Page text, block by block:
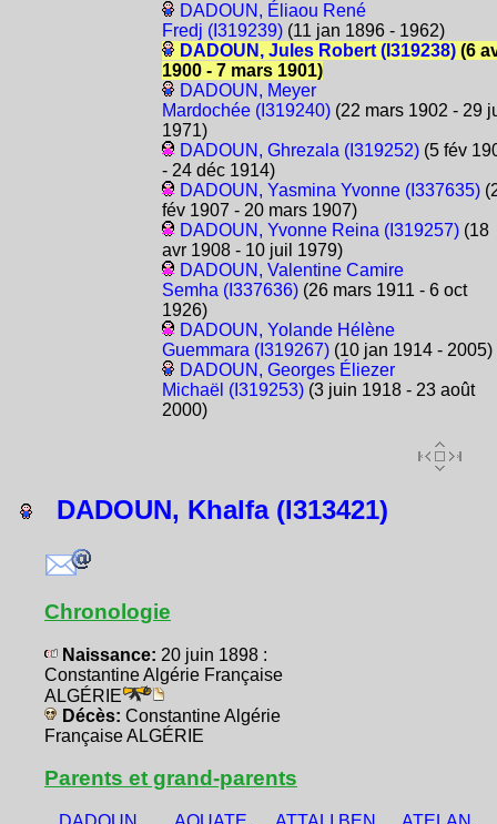
DADOUN, Éliaou René
Fredj (I319239)(11 jan 1896 - 1962)
DADOUN, Jules Robert (I319238)(6
1900 - 7 mars 1901)
DADOUN, Meyer
Mardochée (I319240)(22 mars 1902 - 29
1971)
DADOUN, Ghrezala (I319252)(5 fév
- 24 déc 1914)
DADOUN, Yasmina Yvonne (I337635)
fév 1907 - 20 mars 1907)
DADOUN, Yvonne Reina (I319257)(18
avr 1908 - 10 juil 1979)
DADOUN, Valentine Camire
Semha (I337636)(26 mars 1911 - 6 oct
1926)
DADOUN, Yolande Hélène
Guemmara (I319267)(10 jan 1914 - 2005)
DADOUN, Georges Éliezer
Michaël (I319253)(3 juin 1918 - 23 août
2000)
DADOUN, Khalfa (I313421)
Chronologie
Naissance: 20 juin 1898 :
Constantine Algérie Française
ALGÉRIE
Décès: Constantine Algérie
Française ALGÉRIE
Parents et grand-parents